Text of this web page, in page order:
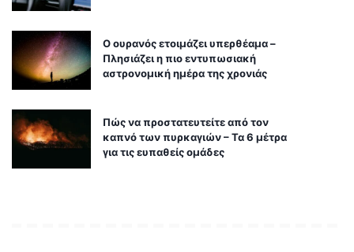
Ο ουρανός ετοιμάζει υπερθέαμα –
Πλησιάζει η πιο εντυπωσιακή
αστρονομική ημέρα της χρονιάς
Πώς να προστατευτείτε από τον
καπνό των πυρκαγιών – Τα 6 μέτρα
για τις ευπαθείς ομάδες